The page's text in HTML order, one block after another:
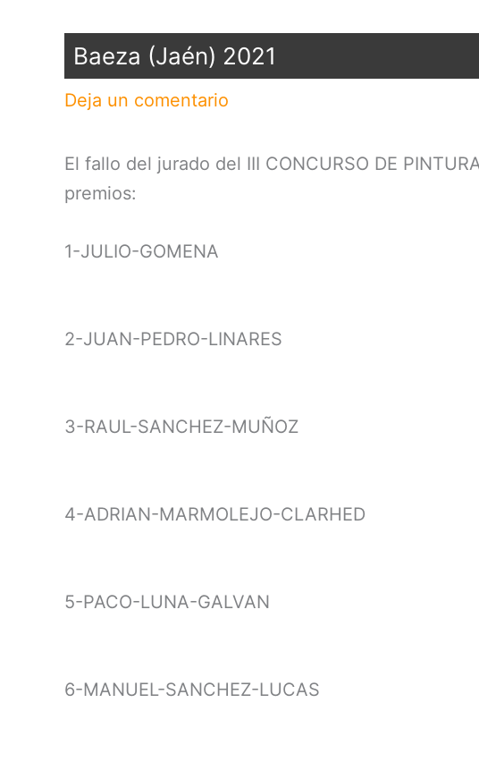
Baeza (Jaén) 2021
Deja un comentario
El fallo del jurado del III CONCURSO DE
premios:
1-JULIO-GOMENA
2-JUAN-PEDRO-LINARES
3-RAUL-SANCHEZ-MUÑOZ
4-ADRIAN-MARMOLEJO-CLARHED
5-PACO-LUNA-GALVAN
6-MANUEL-SANCHEZ-LUCAS